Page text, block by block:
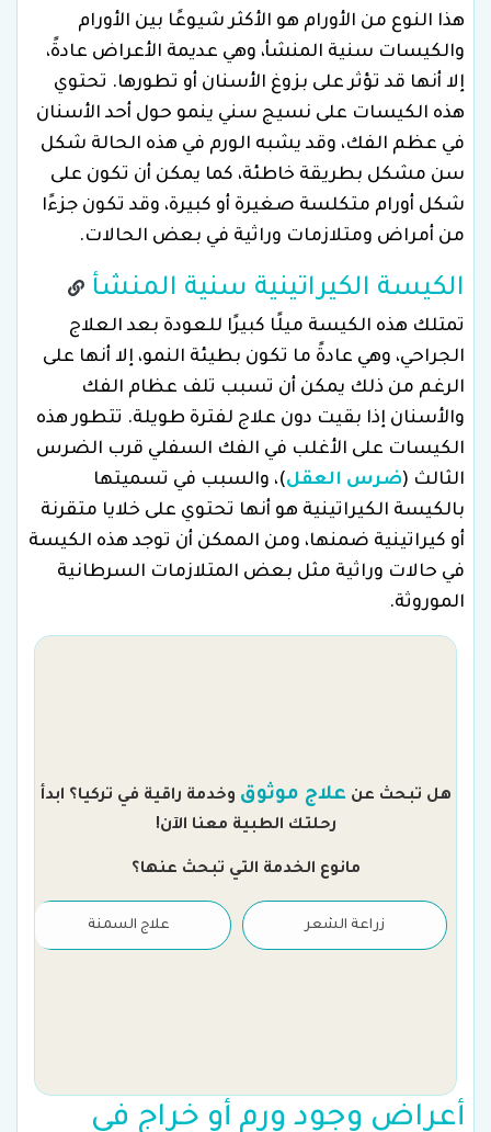
هذا النوع من الأورام هو الأكثر شيوعًا بين الأورام
والكيسات سنية المنشأ، وهي عديمة الأعراض عادةً،
إلا أنها قد تؤثر على بزوغ الأسنان أو تطورها. تحتوي
هذه الكيسات على نسيج سني ينمو حول أحد الأسنان
في عظم الفك، وقد يشبه الورم في هذه الحالة شكل
سن مشكل بطريقة خاطئة، كما يمكن أن تكون على
شكل أورام متكلسة صغيرة أو كبيرة، وقد تكون جزءًا
من أمراض ومتلازمات وراثية في بعض الحالات.
الكيسة الكيراتينية سنية المنشأ
تمتلك هذه الكيسة ميلًا كبيرًا للعودة بعد العلاج
الجراحي، وهي عادةً ما تكون بطيئة النمو، إلا أنها على
الرغم من ذلك يمكن أن تسبب تلف عظام الفك
والأسنان إذا بقيت دون علاج لفترة طويلة. تتطور هذه
الكيسات على الأغلب في الفك السفلي قرب الضرس
الثالث (ضرس العقل)، والسبب في تسميتها
بالكيسة الكيراتينية هو أنها تحتوي على خلايا متقرنة
أو كيراتينية ضمنها، ومن الممكن أن توجد هذه الكيسة
في حالات وراثية مثل بعض المتلازمات السرطانية
الموروثة.
هل تبحث عن علاج موثوق وخدمة راقية في تركيا؟ ابدأ
رحلتك الطبية معنا الآن!
مانوع الخدمة التي تبحث عنها؟
زراعة الشعر علاج السمنة
أعراض وجود ورم أو خراج في